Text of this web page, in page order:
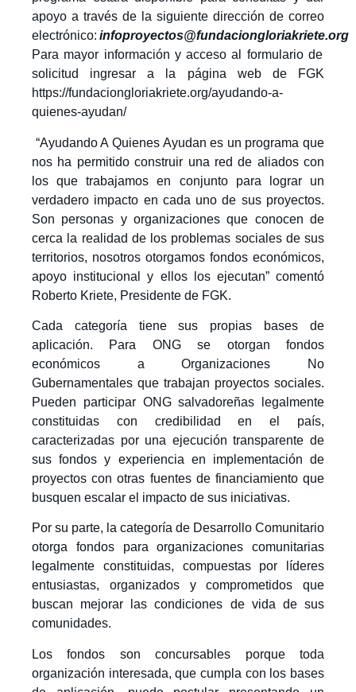
apoyo a través de la siguiente dirección de correo
electrónico: infoproyectos@fundaciongloriakriete.org
Para mayor información y acceso al formulario de
solicitud ingresar a la página web de FGK
https://fundaciongloriakriete.org/ayudando-a-
quienes-ayudan/
“Ayudando A Quienes Ayudan es un programa que
nos ha permitido construir una red de aliados con
los que trabajamos en conjunto para lograr un
verdadero impacto en cada uno de sus proyectos.
Son personas y organizaciones que conocen de
cerca la realidad de los problemas sociales de sus
territorios, nosotros otorgamos fondos económicos,
apoyo institucional y ellos los ejecutan” comentó
Roberto Kriete, Presidente de FGK.
Cada categoría tiene sus propias bases de
aplicación. Para ONGse otorgan fondos
económicos a Organizaciones No
Gubernamentales que trabajan proyectos sociales.
Pueden participar ONG salvadoreñas legalmente
constituidas con credibilidad en el país,
caracterizadas por una ejecución transparente de
sus fondos y experiencia en implementación de
proyectos con otras fuentes de financiamiento que
busquen escalar el impacto de sus iniciativas.
Por su parte, la categoría de Desarrollo Comunitario
otorga fondos para organizaciones comunitarias
legalmente constituidas, compuestas por líderes
entusiastas, organizados y comprometidos que
buscan mejorar las condiciones de vida de sus
comunidades.
Los fondos son concursables porque toda
organización interesada, que cumpla con los bases